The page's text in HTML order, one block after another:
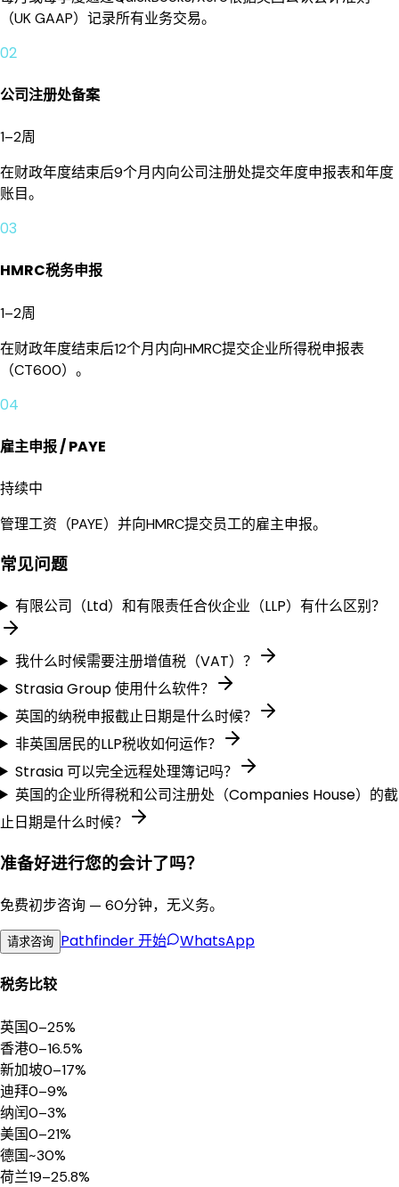
（UK GAAP）记录所有业务交易。
02
公司注册处备案
1–2周
在财政年度结束后9个月内向公司注册处提交年度申报表和年度
账目。
03
HMRC税务申报
1–2周
在财政年度结束后12个月内向HMRC提交企业所得税申报表
（CT600）。
04
雇主申报 / PAYE
持续中
管理工资（PAYE）并向HMRC提交员工的雇主申报。
常见问题
有限公司（Ltd）和有限责任合伙企业（LLP）有什么区别？
我什么时候需要注册增值税（VAT）？
Strasia Group 使用什么软件？
英国的纳税申报截止日期是什么时候？
非英国居民的LLP税收如何运作？
Strasia 可以完全远程处理簿记吗？
英国的企业所得税和公司注册处（Companies House）的截
止日期是什么时候？
准备好进行您的会计了吗？
免费初步咨询 — 60分钟，无义务。
请求咨询 Pathfinder开始 WhatsApp
税务比较
英国0–25%
香港0–16.5%
新加坡0–17%
迪拜0–9%
纳闰0–3%
美国0–21%
德国~30%
荷兰19–25.8%